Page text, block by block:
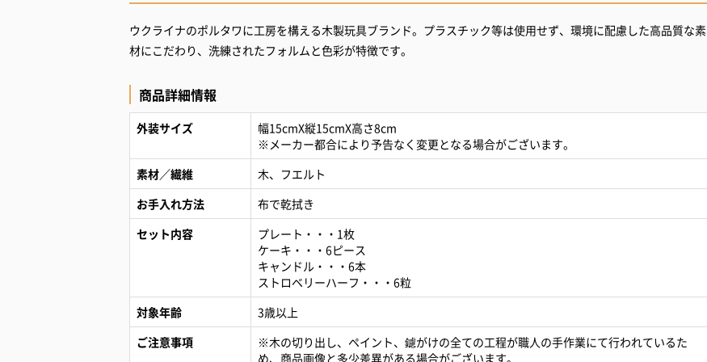
ウクライナのポルタワに工房を構える木製玩具ブランド。プラスチック等は使用せず、環境に配慮した高品質な素
材にこだわり、洗練されたフォルムと色彩が特徴です。
商品詳細情報
外装サイズ
幅15cmX縦15cmX高さ8cm
※メーカー都合により予告なく変更となる場合がございます。
素材／繊維
木、フエルト
お手入れ方法
布で乾拭き
セット内容
プレート・・・1枚
ケーキ・・・6ピース
キャンドル・・・6本
ストロベリーハーフ・・・6粒
対象年齢
3歳以上
ご注意事項
※木の切り出し、ペイント、鑢がけの全ての工程が職人の手作業にて行われているた
め、商品画像と多少差異がある場合がございます。